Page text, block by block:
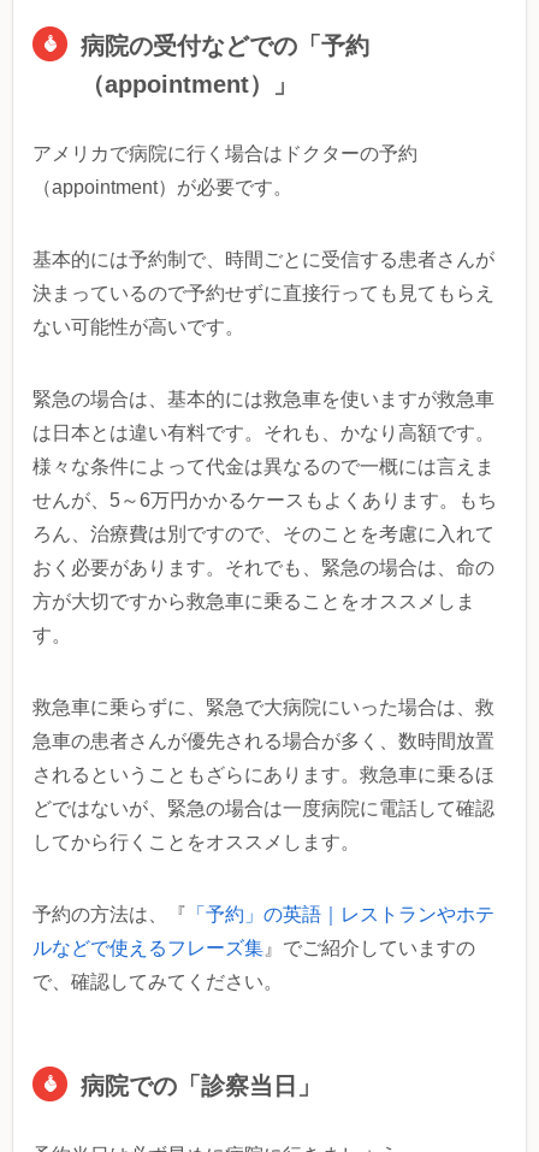
病院の受付などでの「予約
（appointment）」
アメリカで病院に行く場合はドクターの予約
（appointment）が必要です。
基本的には予約制で、時間ごとに受信する患者さんが
決まっているので予約せずに直接行っても見てもらえ
ない可能性が高いです。
緊急の場合は、基本的には救急車を使いますが救急車
は日本とは違い有料です。それも、かなり高額です。
様々な条件によって代金は異なるので一概には言えま
せんが、5～6万円かかるケースもよくあります。もち
ろん、治療費は別ですので、そのことを考慮に入れて
おく必要があります。それでも、緊急の場合は、命の
方が大切ですから救急車に乗ることをオススメしま
す。
救急車に乗らずに、緊急で大病院にいった場合は、救
急車の患者さんが優先される場合が多く、数時間放置
されるということもざらにあります。救急車に乗るほ
どではないが、緊急の場合は一度病院に電話して確認
してから行くことをオススメします。
予約の方法は、『 「予約」の英語｜レストランやホテ
ルなどで使えるフレーズ集 』でご紹介していますの
で、確認してみてください。
病院での「診察当日」